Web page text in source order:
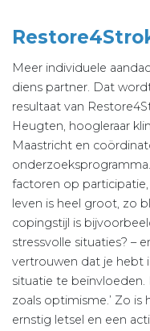
Meer individuele
diens partner. Dat
resultaat van
Heugten, hoogleraar
Maastricht en
factoren op
leven is heel groot, zo
copingstijl is
stressvolle situaties? –
vertrouwen dat je hebt
situatie te beïnvloeden.
zoals optimisme.’ Zo
ernstig letsel en een